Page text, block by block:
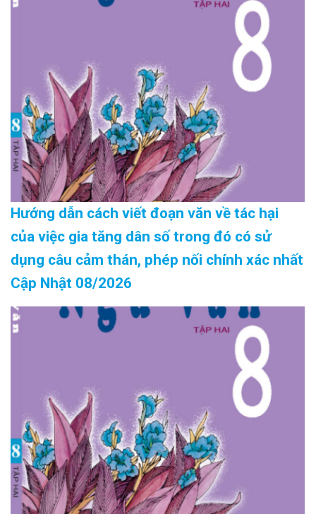
Hướng dẫn cách viết đoạn văn về tác hại
của việc gia tăng dân số trong đó có sử
dụng câu cảm thán, phép nối chính xác nhất
Cập Nhật 08/2026